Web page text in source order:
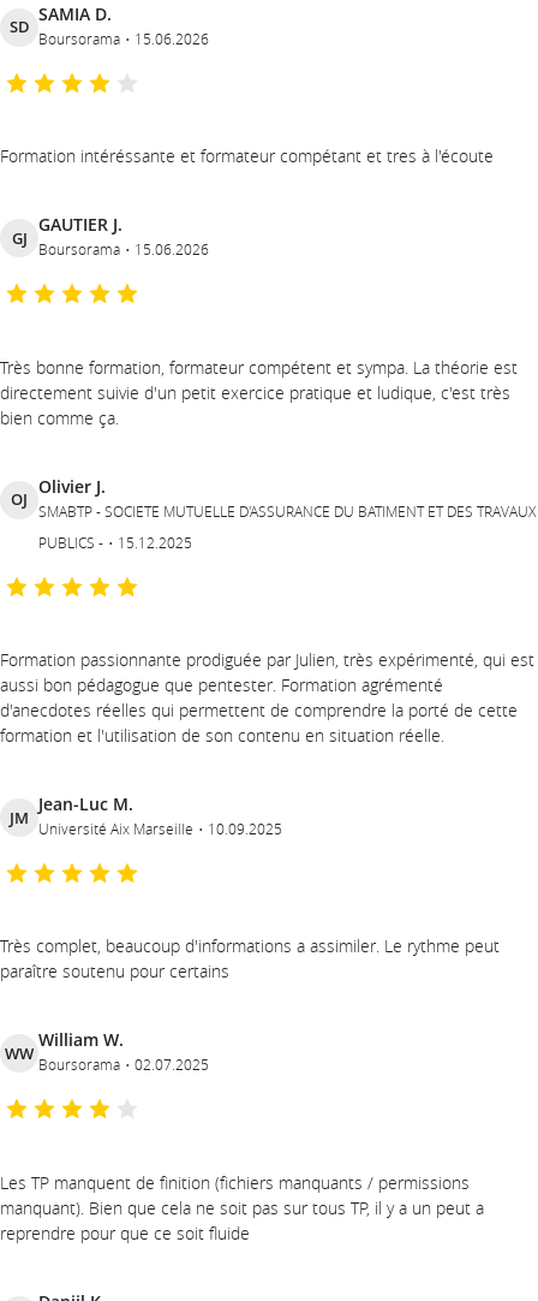
SD
SAMIA D.
Boursorama 15.06.2026
Formation intéréssante et formateur compétant et tres à l'écoute
GJ
GAUTIER J.
Boursorama 15.06.2026
Très bonne formation, formateur compétent et sympa. La théorie est
directement suivie d'un petit exercice pratique et ludique, c'est très
bien comme ça.
OJ
Olivier J.
SMABTP - SOCIETE MUTUELLE D'ASSURANCE DU BATIMENT ET DES TRAVAUX
PUBLICS -
15.12.2025
Formation passionnante prodiguée par Julien, très expérimenté, qui est
aussi bon pédagogue que pentester. Formation agrémenté
d'anecdotes réelles qui permettent de comprendre la porté de cette
formation et l'utilisation de son contenu en situation réelle.
JM
Jean-Luc M.
Université Aix Marseille 10.09.2025
Très complet, beaucoup d'informations a assimiler. Le rythme peut
paraître soutenu pour certains
WW
William W.
Boursorama 02.07.2025
Les TP manquent de finition (fichiers manquants / permissions
manquant). Bien que cela ne soit pas sur tous TP, il y a un peut a
reprendre pour que ce soit fluide